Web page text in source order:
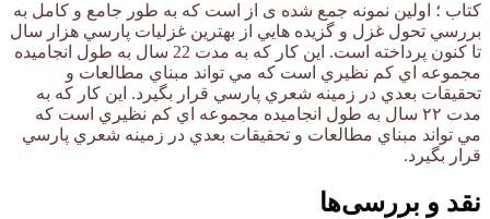
کتاب ؛ اولين نمونه جمع شده ی از است که به طور جامع و کامل به
بررسي تحول غزل و گزيده هايي از بهترين غزليات پارسي هزار سال
تا کنون پرداخته است. اين کار که به مدت 22 سال به طول انجاميده
مجموعه اي کم نظيري است که مي تواند مبناي مطالعات و
تحقيقات بعدي در زمينه شعري پارسي قرار بگيرد. اين کار که به
مدت ۲۲ سال به طول انجاميده مجموعه اي کم نظيري است که
مي تواند مبناي مطالعات و تحقيقات بعدي در زمينه شعري پارسي
قرار بگيرد.
نقد و بررسی‌ها